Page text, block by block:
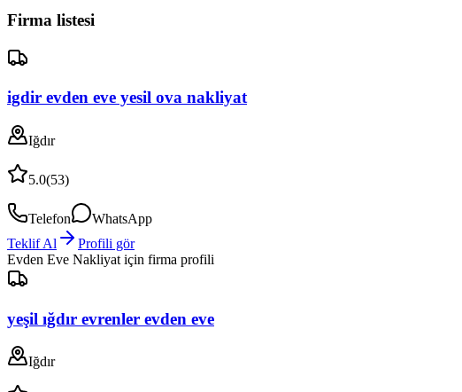
Firma listesi
igdir evden eve yesil ova nakliyat
Iğdır
5.0(53)
Telefon
WhatsApp
Teklif Al
Profili gör
Evden Eve Nakliyat için firma profili
yeşil ığdır evrenler evden eve
Iğdır